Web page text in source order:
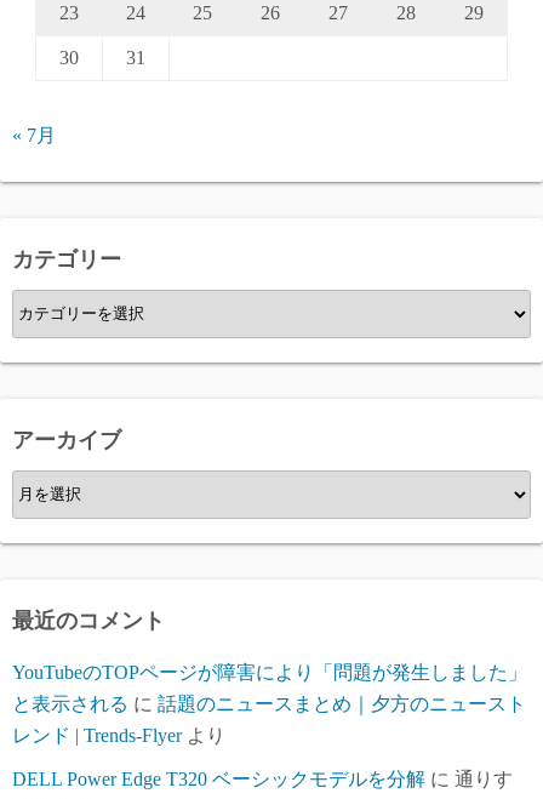
23 24 25 26 27 28 29
30 31
« 7月
カテゴリー
カ
テ
ゴ
ー
アーカイブ
ア
ー
カ
ブ
最近のコメント
YouTubeのTOPページが障害により「問題が発生しました」
と表示される に 話題のニュースまとめ｜夕方のニュースト
レンド | Trends-Flyerより
DELL Power Edge T320 ベーシックモデルを分解 に 通りす